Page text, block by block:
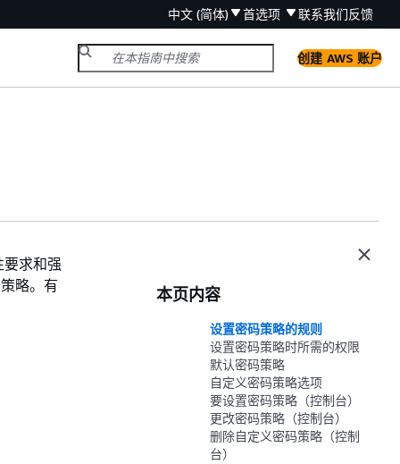
中文 (简体) 首选项 联系我们反馈
创建 AWS 账户
要求和强
略。有
本页内容
设置密码策略的规则
设置密码策略时所需的权限
默认密码策略
自定义密码策略选项
要设置密码策略（控制台）
更改密码策略（控制台）
删除自定义密码策略（控制
台）